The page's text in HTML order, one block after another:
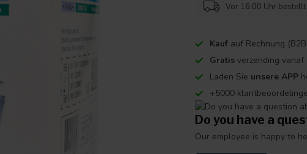
Vor 16:00 Uhr
Kauf auf Rechnung
Gratis verzending vanaf
Laden Sie unsere APP
+5000
Do you have a
Our employee is happy to